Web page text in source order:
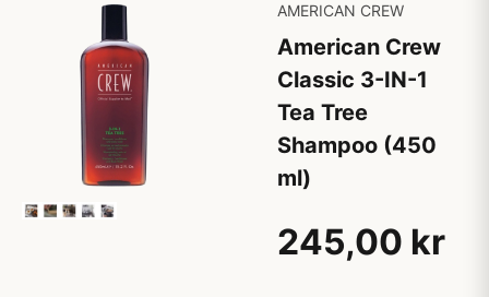
AMERICAN CREW
American Crew
Classic 3-IN-1
Tea Tree
Shampoo (450
ml)
245,00 kr